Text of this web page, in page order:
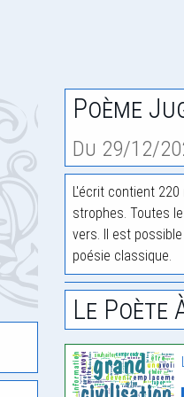
Poème
Du 29/12/
L'écrit contient
strophes. Toutes
vers. Il est
poésie classique.
Le Poète